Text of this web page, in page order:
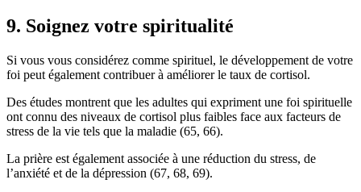
9. Soignez votre spiritualité
Si vous vous considérez comme spirituel, le développement de votre
foi peut également contribuer à améliorer le taux de cortisol.
Des études montrent que les adultes qui expriment une foi spirituelle
ont connu des niveaux de cortisol plus faibles face aux facteurs de
stress de la vie tels que la maladie (65, 66).
La prière est également associée à une réduction du stress, de
l’anxiété et de la dépression (67, 68, 69).